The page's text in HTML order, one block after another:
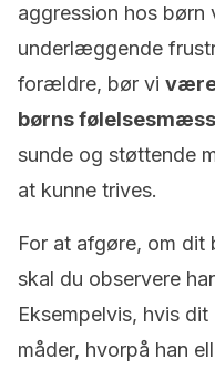
aggression hos
underlæggende
forældre, bør vi
børns
sunde og støttende
at kunne trives.
For at afgøre, om dit
skal du observere
Eksempelvis, hvis
måder, hvorpå han